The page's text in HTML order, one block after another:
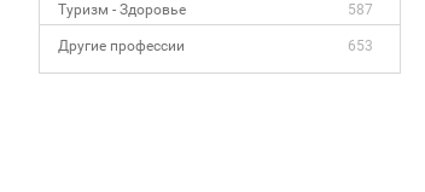
Туризм - Здоровье 587
Другие профессии 653